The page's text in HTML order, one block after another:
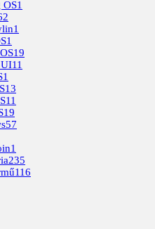
OS1
1
1
19
UI11
1
13
11
19
57
1
235
116